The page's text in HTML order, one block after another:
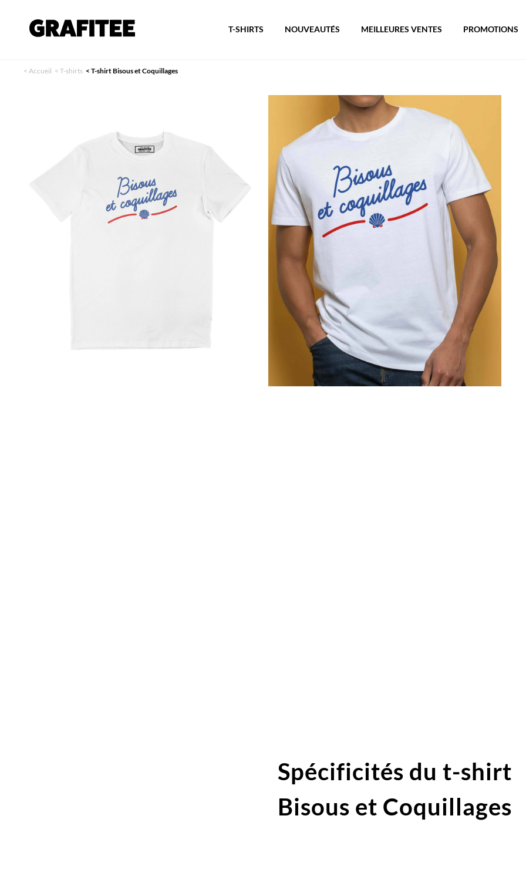
T-SHIRTS NOUVEAUTÉS MEILLEURES VENTES PROMOTIONS
< Accueil < T-shirts < T-shirt Bisous et Coquillages
Spécificités du t-shirt
Bisous et Coquillages